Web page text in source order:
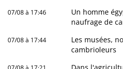
07/08 à 17:46
Un homme
naufrage de
07/08 à 17:44
Les musées,
cambrioleurs